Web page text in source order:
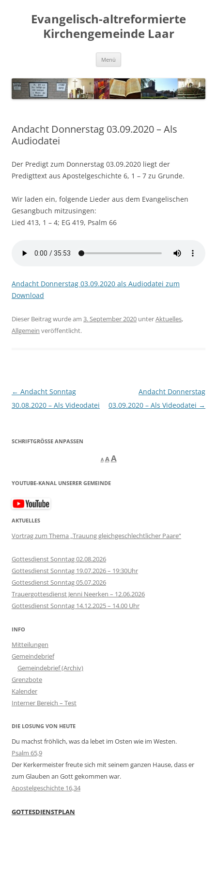
Evangelisch-altreformierte
Kirchengemeinde Laar
Menü
Andacht Donnerstag 03.09.2020 – Als
Audiodatei
Der Predigt zum Donnerstag 03.09.2020 liegt der
Predigttext aus Apostelgeschichte 6, 1 – 7 zu Grunde.
Wir laden ein, folgende Lieder aus dem Evangelischen
Gesangbuch mitzusingen:
Lied 413, 1 – 4; EG 419, Psalm 66
Andacht Donnerstag 03.09.2020 als Audiodatei zum
Download
Dieser Beitrag wurde am 3. September 2020 unterAktuelles,
Allgemein veröffentlicht.
Beitragsnavigation
← Andacht Sonntag
30.08.2020 – Als Videodatei
Andacht Donnerstag
03.09.2020 – Als Videodatei →
SCHRIFTGRÖSSE ANPASSEN
Afont
A Reset
size.
AIncrease
YOUTUBE-KANAL UNSERER GEMEINDE
AKTUELLES
Vortrag zum Thema „Trauung gleichgeschlechtlicher Paare“
Gottesdienst Sonntag 02.08.2026
Gottesdienst Sonntag 19.07.2026 – 19:30Uhr
Gottesdienst Sonntag 05.07.2026
Trauergottesdienst Jenni Neerken – 12.06.2026
Gottesdienst Sonntag 14.12.2025 – 14.00 Uhr
INFO
Mitteilungen
Gemeindebrief
Gemeindebrief (Archiv)
Grenzbote
Kalender
Interner Bereich – Test
DIE LOSUNG VON HEUTE
Du machst fröhlich, was da lebet im Osten wie im Westen.
Psalm 65,9
Der Kerkermeister freute sich mit seinem ganzen Hause, dass er
zum Glauben an Gott gekommen war.
Apostelgeschichte 16,34
GOTTESDIENSTPLAN